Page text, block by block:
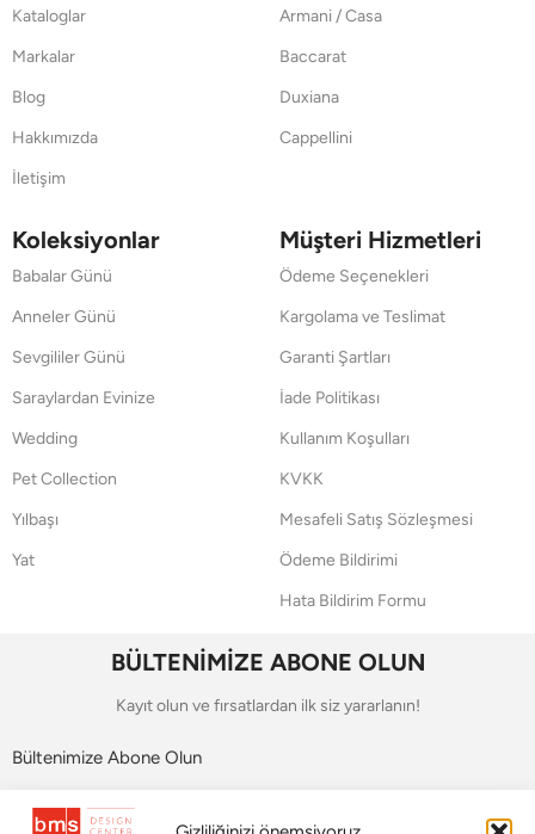
Kataloglar
Markalar
Blog
Hakkımızda
İletişim
Armani / Casa
Baccarat
Duxiana
Cappellini
Koleksiyonlar
Babalar Günü
Anneler Günü
Sevgililer Günü
Saraylardan Evinize
Wedding
Pet Collection
Yılbaşı
Yat
Müşteri Hizmetleri
Ödeme Seçenekleri
Kargolama ve Teslimat
Garanti Şartları
İade Politikası
Kullanım Koşulları
KVKK
Mesafeli Satış Sözleşmesi
Ödeme Bildirimi
Hata Bildirim Formu
BÜLTENİMİZE ABONE OLUN
Kayıt olun ve fırsatlardan ilk siz yararlanın!
Bültenimize Abone Olun